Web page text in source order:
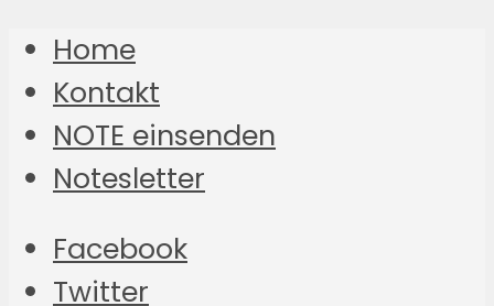
Home
Kontakt
NOTE einsenden
Notesletter
Facebook
Twitter